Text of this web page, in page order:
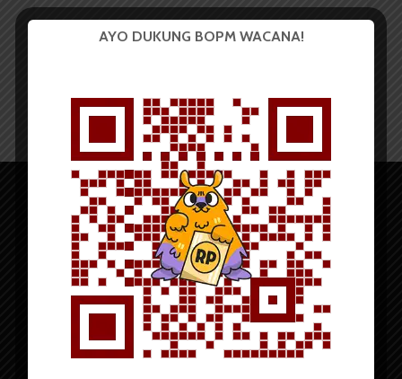
Copyright © 2023. All rights reserved BOPM WACANA.
AYO DUKUNG BOPM WACANA!